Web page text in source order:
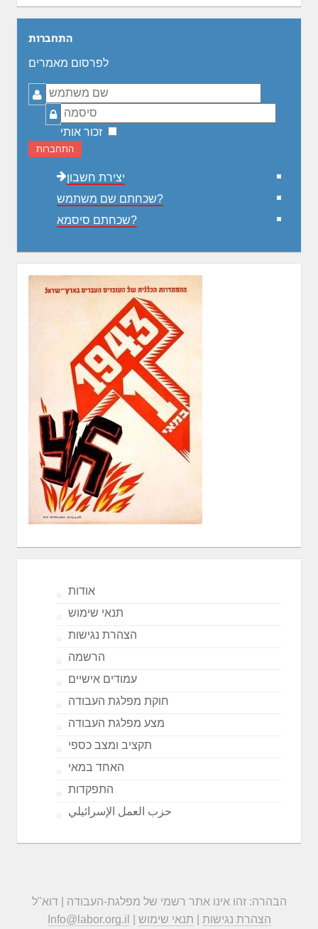
התחברות
לפרסום מאמרים
שם
משתמש
סיסמה
זכור אותי
התחברות
יצירת חשבון
שכחתם שם משתמש?
שכחתם סיסמא?
אודות
תנאי שימוש
הצהרת נגישות
הרשמה
עמודים אישיים
חוקת מפלגת העבודה
מצע מפלגת העבודה
תקציב ומצב כספי
האחד במאי
התפקדות
حزب العمل الإسرائيلي
הבהרה: זהו אינו אתר רשמי של מפלגת-העבודה | דוא"ל
Info@labor.org.il
הצהרת נגישות תנאי שימוש